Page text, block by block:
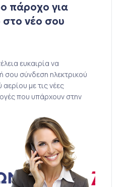
πάροχο για
στο νέο σου
ευκαιρία να
σου σύνδεση ηλεκτρικού
με τις νέες
που υπάρχουν στην